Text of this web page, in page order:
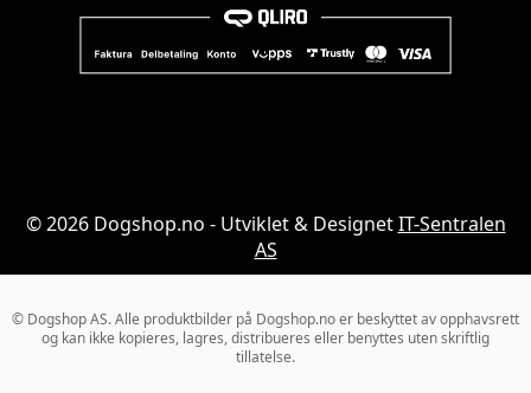
© 2026 Dogshop.no - Utviklet & DesignetIT-Sentralen
AS
© Dogshop AS. Alle produktbilder på Dogshop.no er beskyttet av opphavsrett
og kan ikke kopieres, lagres, distribueres eller benyttes uten skriftlig
tillatelse.